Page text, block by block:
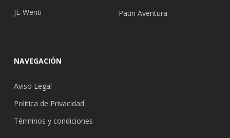
JL-Wenti
Patin Aventura
NAVEGACIÓN
Aviso Legal
Política de Privacidad
Términos y condiciones